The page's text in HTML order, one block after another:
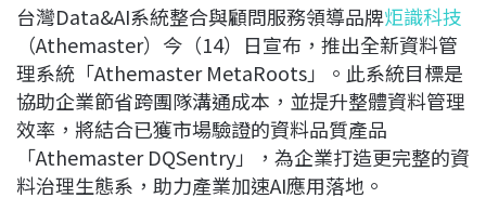
b
o
o
k
a
d
s
e
d
I
n
L
n
k
台灣Data&AI系統整合與顧問服務領導品牌炬識科技
（Athemaster）今（14）日宣布，推出全新資料管
理系統「Athemaster MetaRoots」。此系統目標是
協助企業節省跨團隊溝通成本，並提升整體資料管理
效率，將結合已獲市場驗證的資料品質產品
「Athemaster DQSentry」，為企業打造更完整的資
料治理生態系，助力產業加速AI應用落地。